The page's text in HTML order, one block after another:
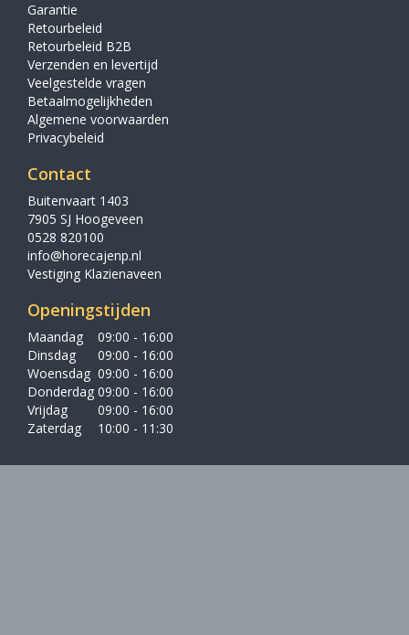
Garantie
Retourbeleid
Retourbeleid B2B
Verzenden en levertijd
Veelgestelde vragen
Betaalmogelijkheden
Algemene voorwaarden
Privacybeleid
Contact
Buitenvaart 1403
7905 SJ Hoogeveen
0528 820100
info@horecajenp.nl
Vestiging Klazienaveen
Openingstijden
Maandag
09:00 - 16:00
Dinsdag
09:00 - 16:00
Woensdag 09:00 - 16:00
Donderdag 09:00 - 16:00
Vrijdag
09:00 - 16:00
Zaterdag
10:00 - 11:30